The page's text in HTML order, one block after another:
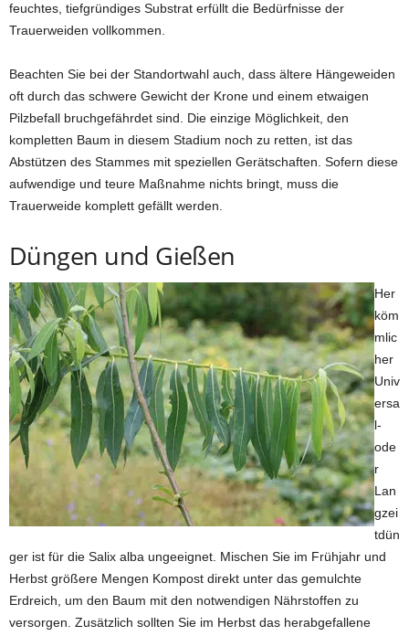
feuchtes, tiefgründiges Substrat erfüllt die Bedürfnisse der
Trauerweiden vollkommen.
Beachten Sie bei der Standortwahl auch, dass ältere Hängeweiden
oft durch das schwere Gewicht der Krone und einem etwaigen
Pilzbefall bruchgefährdet sind. Die einzige Möglichkeit, den
kompletten Baum in diesem Stadium noch zu retten, ist das
Abstützen des Stammes mit speziellen Gerätschaften. Sofern diese
aufwendige und teure Maßnahme nichts bringt, muss die
Trauerweide komplett gefällt werden.
Düngen und Gießen
Her
köm
mlic
her
Univ
ersa
l-
ode
r
Lan
gzei
tdün
ger ist für die Salix alba ungeeignet. Mischen Sie im Frühjahr und
Herbst größere Mengen Kompost direkt unter das gemulchte
Erdreich, um den Baum mit den notwendigen Nährstoffen zu
versorgen. Zusätzlich sollten Sie im Herbst das herabgefallene